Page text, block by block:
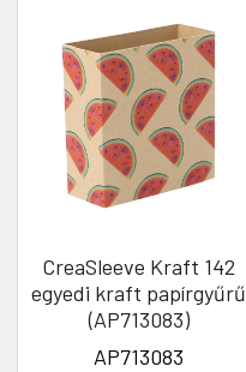
CreaSleeve Kraft 142
egyedi kraft papírgyűrű
(AP713083)
AP713083